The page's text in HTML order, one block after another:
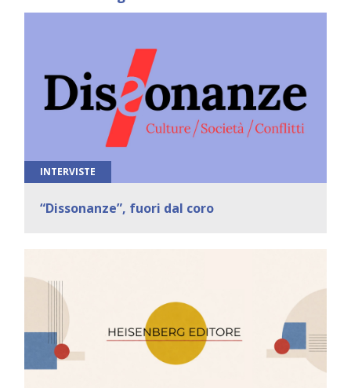
INTERVISTE
“Dissonanze”, fuori dal coro